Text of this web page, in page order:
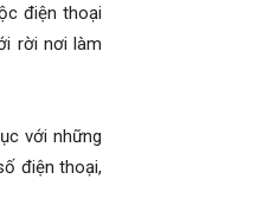
điện thoại
rời nơi làm
với những
điện thoại,